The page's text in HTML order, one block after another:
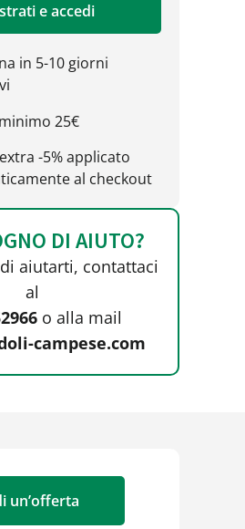
e accedi
in 5-10 giorni
25€
-5% applicato
al checkout
DI AIUTO?
aiutarti, contattaci
al
o alla mail
campese.com
un’offerta